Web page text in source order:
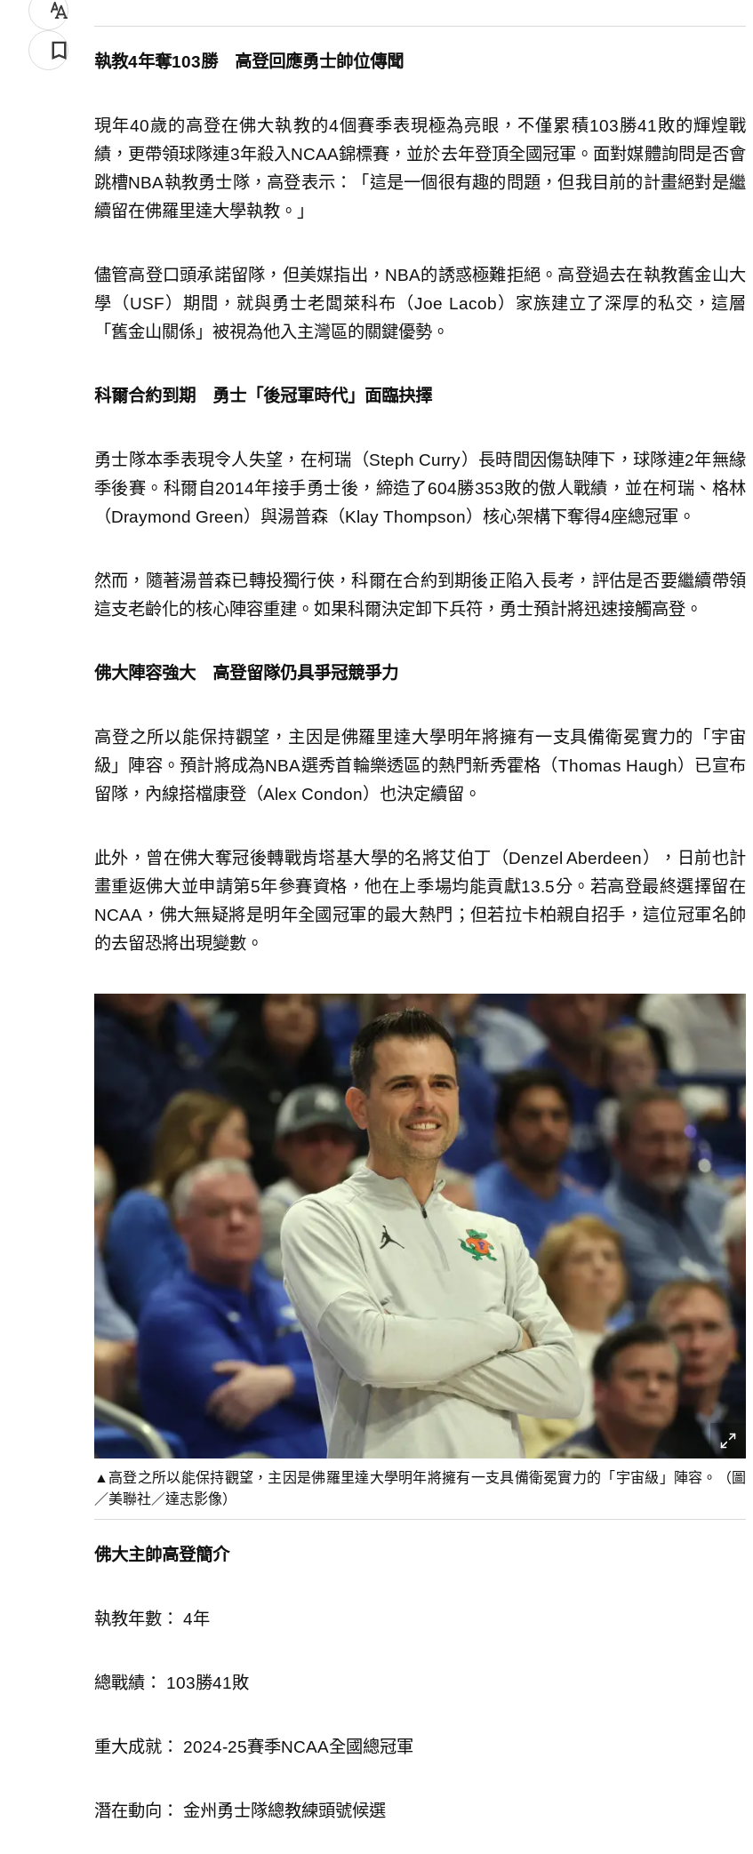
執教4年奪103勝 高登回應勇士帥位傳聞
現年40歲的高登在佛大執教的4個賽季表現極為亮眼，不僅累積103勝41敗的輝煌戰
績，更帶領球隊連3年殺入NCAA錦標賽，並於去年登頂全國冠軍。面對媒體詢問是否會
跳槽NBA執教勇士隊，高登表示：「這是一個很有趣的問題，但我目前的計畫絕對是繼
續留在佛羅里達大學執教。」
儘管高登口頭承諾留隊，但美媒指出，NBA的誘惑極難拒絕。高登過去在執教舊金山大
學（USF）期間，就與勇士老闆萊科布（Joe Lacob）家族建立了深厚的私交，這層
「舊金山關係」被視為他入主灣區的關鍵優勢。
科爾合約到期 勇士「後冠軍時代」面臨抉擇
勇士隊本季表現令人失望，在柯瑞（Steph Curry）長時間因傷缺陣下，球隊連2年無緣
季後賽。科爾自2014年接手勇士後，締造了604勝353敗的傲人戰績，並在柯瑞、格林
（Draymond Green）與湯普森（Klay Thompson）核心架構下奪得4座總冠軍。
然而，隨著湯普森已轉投獨行俠，科爾在合約到期後正陷入長考，評估是否要繼續帶領
這支老齡化的核心陣容重建。如果科爾決定卸下兵符，勇士預計將迅速接觸高登。
佛大陣容強大 高登留隊仍具爭冠競爭力
高登之所以能保持觀望，主因是佛羅里達大學明年將擁有一支具備衛冕實力的「宇宙
級」陣容。預計將成為NBA選秀首輪樂透區的熱門新秀霍格（Thomas Haugh）已宣布
留隊，內線搭檔康登（Alex Condon）也決定續留。
此外，曾在佛大奪冠後轉戰肯塔基大學的名將艾伯丁（Denzel Aberdeen），日前也計
畫重返佛大並申請第5年參賽資格，他在上季場均能貢獻13.5分。若高登最終選擇留在
NCAA，佛大無疑將是明年全國冠軍的最大熱門；但若拉卡柏親自招手，這位冠軍名帥
的去留恐將出現變數。
▲高登之所以能保持觀望，主因是佛羅里達大學明年將擁有一支具備衛冕實力的「宇宙級」陣容。（圖
／美聯社／達志影像）
佛大主帥高登簡介
執教年數： 4年
總戰績： 103勝41敗
重大成就： 2024-25賽季NCAA全國總冠軍
潛在動向： 金州勇士隊總教練頭號候選